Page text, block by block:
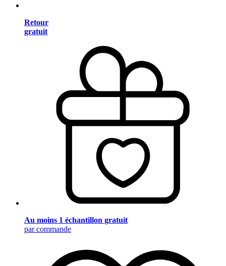
Retour
gratuit
Au moins 1 échantillon gratuit
par commande